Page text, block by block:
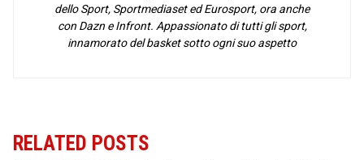
dello Sport, Sportmediaset ed Eurosport, ora anche
con Dazn e Infront. Appassionato di tutti gli sport,
innamorato del basket sotto ogni suo aspetto
RELATED POSTS